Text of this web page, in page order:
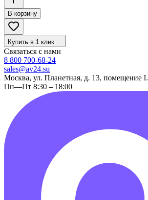
В корзину
Купить в 1 клик
Связаться с нами
8 800 700-68-24
sales@av24.su
Москва, ул. Планетная, д. 13, помещение I.
Пн—Пт 8:30 – 18:00